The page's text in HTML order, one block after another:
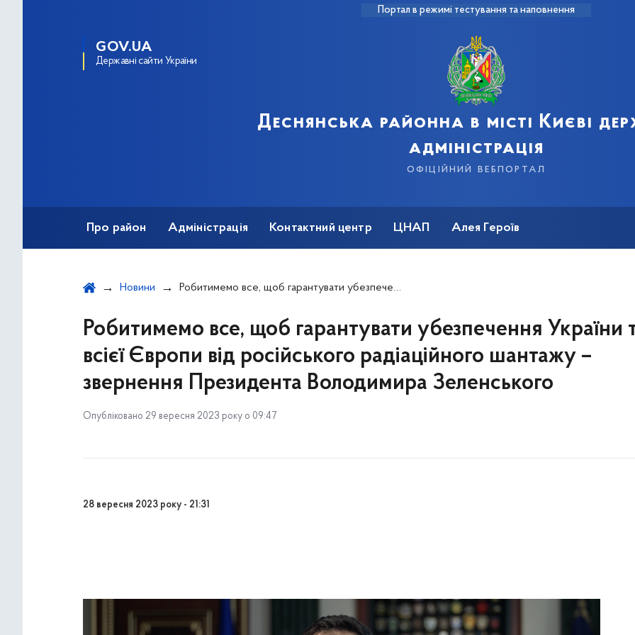
Портал в режимі тестування та наповнення
GOV.UA
Державні сайти України
Деснянська районна в місті Києві
адміністрація
офіційний вебпортал
Про район Адміністрація Контактний центр ЦНАП Алея Героїв
Новини Робитимемо все, щоб гарантувати убезпечення України та всієї Європи від російського радіаційного шантажу – звернення Президента Володимира Зеленського
Робитимемо все, щоб гарантувати убезпечення України
всієї Європи від російського радіаційного шантажу –
звернення Президента Володимира Зеленського
Опубліковано 29 вересня 2023 року о 09:47
28 вересня 2023 року - 21:31